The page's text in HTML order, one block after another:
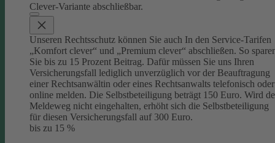
Clever-Variante abschließbar.
Unseren Rechtsschutz können Sie auch In den Service-Tarifen
„Komfort clever“ und „Premium clever“ abschließen. So
Sie bis zu 15 Prozent Beitrag. Dafür müssen Sie uns Ihren
Versicherungsfall lediglich unverzüglich vor der Beauftragung
einer Rechtsanwältin oder eines Rechtsanwalts telefonisch oder
online melden. Die Selbstbeteiligung beträgt 150 Euro. Wird
Meldeweg nicht eingehalten, erhöht sich die Selbstbeteiligung
für diesen Versicherungsfall auf 300 Euro.
bis zu 15 %